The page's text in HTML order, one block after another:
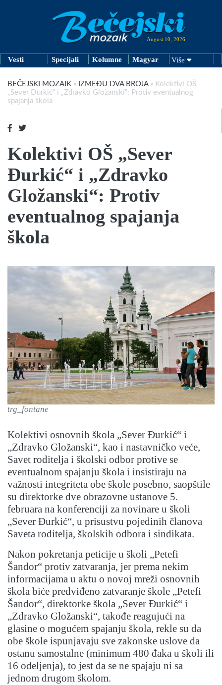
August 10, 2026
Vesti Specijali Kolumne Magyar Više
BEČEJSKI MOZAIK » IZMEĐU DVA BROJA» Kolektivi OŠ
„Sever Đurkić“ i „Zdravko Gložanski“: Protiv eventualnog
spajanja škola
Kolektivi OŠ „Sever
Đurkić“ i „Zdravko
Gložanski“: Protiv
eventualnog spajanja
škola
trg_fontane
Kolektivi osnovnih škola „Sever Đurkić“ i
„Zdravko Gložanski“, kao i nastavničko veće,
Savet roditelja i školski odbor protive se
eventualnom spajanju škola i insistiraju na
važnosti integriteta obe škole posebno, saopštile
su direktorke dve obrazovne ustanove 5.
februara na konferenciji za novinare u školi
„Sever Đurkić“, u prisustvu pojedinih članova
Saveta roditelja, školskih odbora i sindikata.
Nakon pokretanja peticije u školi „Petefi
Šandor“ protiv zatvaranja, jer prema nekim
informacijama u aktu o novoj mreži osnovnih
škola biće predviđeno zatvaranje škole „Petefi
Šandor“, direktorke škola „Sever Đurkić“ i
„Zdravko Gložanski“, takođe reagujući na
glasine o mogućem spajanju škola, rekle su da
obe škole ispunjavaju sve zakonske uslove da
ostanu samostalne (minimum 480 đaka u školi ili
16 odeljenja), to jest da se ne spajaju ni sa
jednom drugom školom.